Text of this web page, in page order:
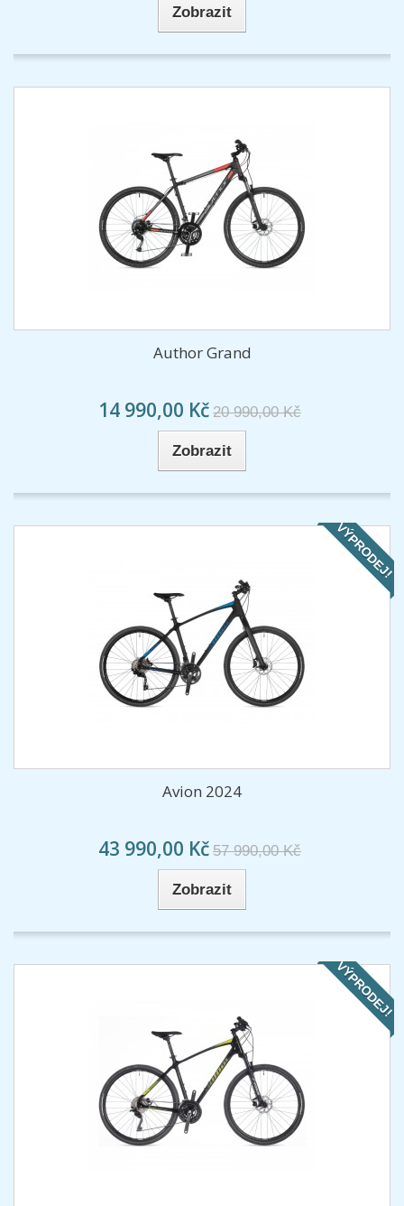
Zobrazit
Author Grand
14 990,00 Kč 20 990,00 Kč
Zobrazit
VÝPRODEJ!
Avion 2024
43 990,00 Kč 57 990,00 Kč
Zobrazit
VÝPRODEJ!